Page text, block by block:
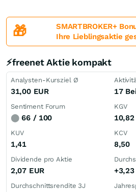
🎁
SMARTBROKER+
Ihre Lieblingsaktie
⚡freenet Aktie kompakt
Analysten-Kursziel Ø
31,00 EUR 17
Sentiment Forum
⬤66 / 100
KGV
10,82
KUV
1,41
KCV
8,50
Dividende pro Aktie
2,07 EUR
Durchschnittsrendite 3J